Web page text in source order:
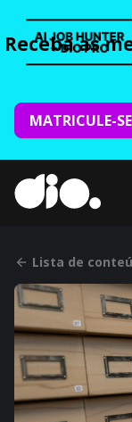
Receba as
MATRICULE-
Lista de